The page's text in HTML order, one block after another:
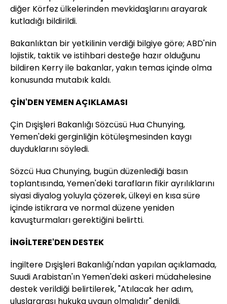
diğer Körfez ülkelerinden mevkidaşlarını arayarak
kutladığı bildirildi.
Bakanlıktan bir yetkilinin verdiği bilgiye göre; ABD'nin
lojistik, taktik ve istihbari desteğe hazır olduğunu
bildiren Kerry ile bakanlar, yakın temas içinde olma
konusunda mutabık kaldı.
ÇİN'DEN YEMEN AÇIKLAMASI
Çin Dışişleri Bakanlığı Sözcüsü Hua Chunying,
Yemen'deki gerginliğin kötüleşmesinden kaygı
duyduklarını söyledi.
Sözcü Hua Chunying, bugün düzenlediği basın
toplantısında, Yemen'deki tarafların fikir ayrılıklarını
siyasi diyalog yoluyla çözerek, ülkeyi en kısa süre
içinde istikrara ve normal düzene yeniden
kavuşturmaları gerektiğini belirtti.
İNGİLTERE'DEN DESTEK
İngiltere Dışişleri Bakanlığı'ndan yapılan açıklamada,
Suudi Arabistan'ın Yemen'deki askeri müdahelesine
destek verildiği belirtilerek, "Atılacak her adım,
uluslararası hukuka uygun olmalıdır" denildi.